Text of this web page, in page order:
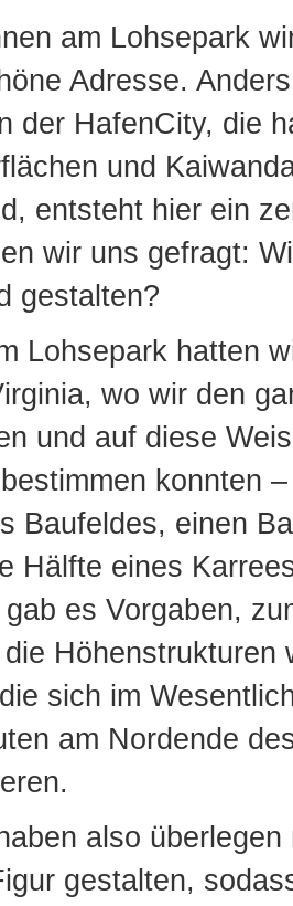
am Lohsepark
Adresse.
der HafenCity, die
und
entsteht hier ein
wir uns gefragt:
gestalten?
Lohsepark hatten
wo wir den
und auf diese
konnten
Baufeldes, einen
Hälfte eines
es Vorgaben,
Höhenstrukturen
sich im
am Nordende
also
gestalten,